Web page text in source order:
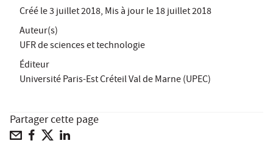
Créé le3 juillet 2018, Mis à jour le18 juillet 2018
Auteur(s)
UFR de sciences et technologie
Éditeur
Université Paris-Est Créteil Val de Marne (UPEC)
Partager cette page